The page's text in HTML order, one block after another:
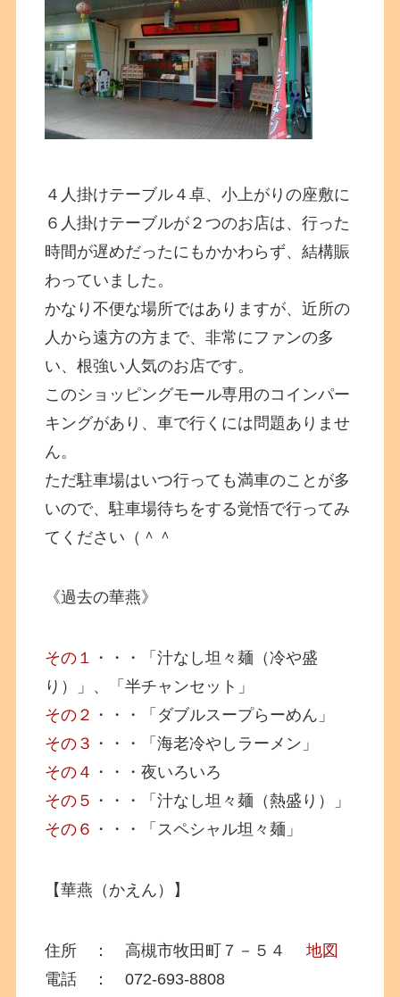
４人掛けテーブル４卓、小上がりの座敷に
６人掛けテーブルが２つのお店は、行った
時間が遅めだったにもかかわらず、結構賑
わっていました。
かなり不便な場所ではありますが、近所の
人から遠方の方まで、非常にファンの多
い、根強い人気のお店です。
このショッピングモール専用のコインパー
キングがあり、車で行くには問題ありませ
ん。
ただ駐車場はいつ行っても満車のことが多
いので、駐車場待ちをする覚悟で行ってみ
てください（＾＾
《過去の華燕》
その１ ・・・「汁なし坦々麺（冷や盛
り）」、「半チャンセット」
その２ ・・・「ダブルスープらーめん」
その３ ・・・「海老冷やしラーメン」
その４ ・・・夜いろいろ
その５ ・・・「汁なし坦々麺（熱盛り）」
その６ ・・・「スペシャル坦々麺」
【華燕（かえん）】
住所 ： 高槻市牧田町７－５４地図
電話 ： 072-693-8808